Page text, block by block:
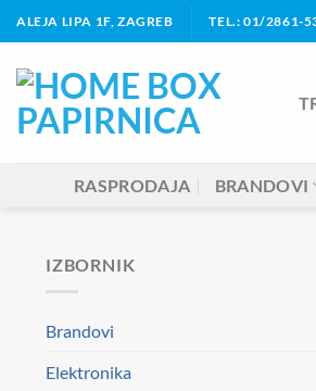
Skip
to
content
ALEJA LIPA 1F, ZAGREB TEL.: 01/2861-
RASPRODAJA BRANDOVI
IZBORNIK
Brandovi
Elektronika